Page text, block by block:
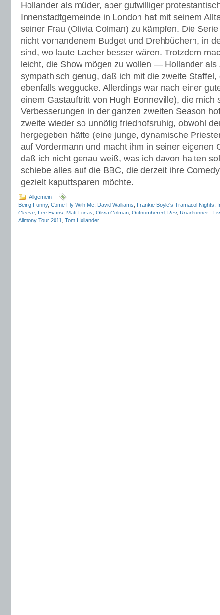
Hollander als müder, aber gutwilliger
Innenstadtgemeinde in London hat mit seinem
seiner Frau (Olivia Colman) zu kämpfen. Die
nicht vorhandenem Budget und Drehbüchern, in
sind, wo laute Lacher besser wären. Trotzdem
leicht, die Show mögen zu wollen — Hollander als
sympathisch genug, daß ich mit die zweite Staffel,
ebenfalls weggucke. Allerdings war nach einer
einem Gastauftritt von Hugh Bonneville), die mich
Verbesserungen in der ganzen zweiten Season
zweite wieder so unnötig friedhofsruhig, obwohl
hergegeben hätte (eine junge, dynamische
auf Vordermann und macht ihm in seiner eigenen
daß ich nicht genau weiß, was ich davon halten
schiebe alles auf die BBC, die derzeit ihre
gezielt kaputtsparen möchte.
Allgemein
Being Funny, Come Fly With Me David Walliams Frankie Boyle's Tramadol Nights
Cleese Lee Evans Matt Lucas Olivia Colman Outnumbered Rev, Roadrunner -
Alimony Tour 2011
Tom Hollander